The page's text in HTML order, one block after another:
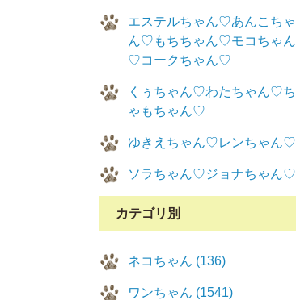
エステルちゃん♡あんこちゃ
ん♡もちちゃん♡モコちゃん
♡コークちゃん♡
くぅちゃん♡わたちゃん♡ち
ゃもちゃん♡
ゆきえちゃん♡レンちゃん♡
ソラちゃん♡ジョナちゃん♡
カテゴリ別
ネコちゃん (136)
ワンちゃん (1541)